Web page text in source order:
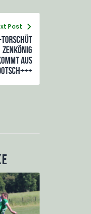
Post
zenkönig
aus